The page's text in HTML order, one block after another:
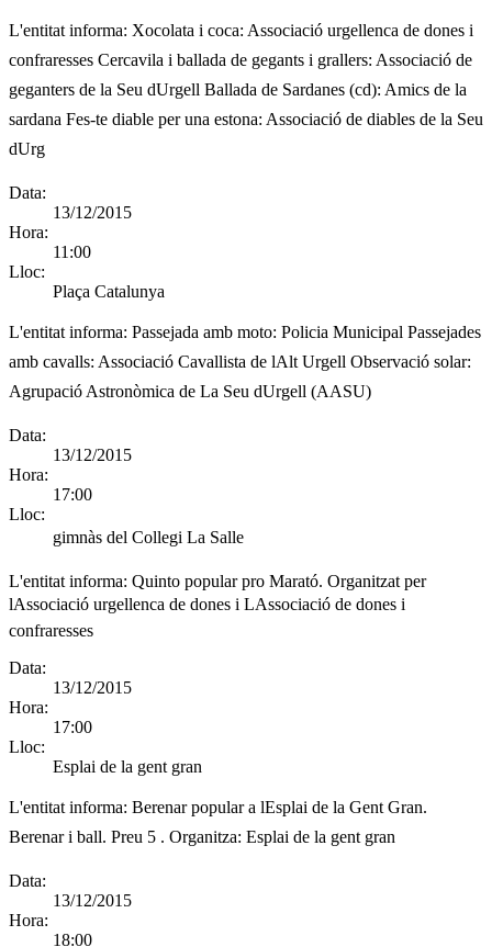
L'entitat informa: Xocolata i coca: Associació urgellenca de dones i
confraresses Cercavila i ballada de gegants i grallers: Associació de
geganters de la Seu dUrgell Ballada de Sardanes (cd): Amics de la
sardana Fes-te diable per una estona: Associació de diables de la Seu
dUrg
Data:
13/12/2015
Hora:
11:00
Lloc:
Plaça Catalunya
L'entitat informa: Passejada amb moto: Policia Municipal Passejades
amb cavalls: Associació Cavallista de lAlt Urgell Observació solar:
Agrupació Astronòmica de La Seu dUrgell (AASU)
Data:
13/12/2015
Hora:
17:00
Lloc:
gimnàs del Collegi La Salle
L'entitat informa: Quinto popular pro Marató. Organitzat per
lAssociació urgellenca de dones i LAssociació de dones i
confraresses
Data:
13/12/2015
Hora:
17:00
Lloc:
Esplai de la gent gran
L'entitat informa: Berenar popular a lEsplai de la Gent Gran.
Berenar i ball. Preu 5 . Organitza: Esplai de la gent gran
Data:
13/12/2015
Hora:
18:00